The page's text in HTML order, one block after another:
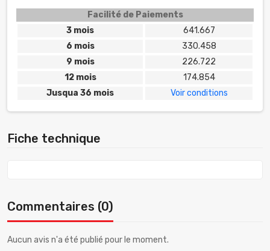
Facilité de Paiements
3 mois
641.667
6 mois
330.458
9 mois
226.722
12 mois
174.854
Jusqua 36 mois
Voir conditions
Fiche technique
Commentaires (0)
Aucun avis n'a été publié pour le moment.